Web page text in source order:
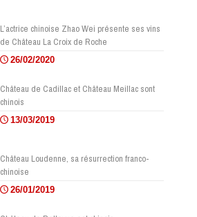
L’actrice chinoise Zhao Wei présente ses vins
de Château La Croix de Roche
26/02/2020
Château de Cadillac et Château Meillac sont
chinois
13/03/2019
Château Loudenne, sa résurrection franco-
chinoise
26/01/2019